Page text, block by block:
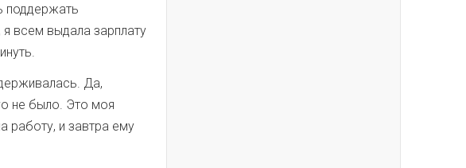
поддержать
всем выдала зарплату
Да,
не было. Это моя
работу, и завтра ему